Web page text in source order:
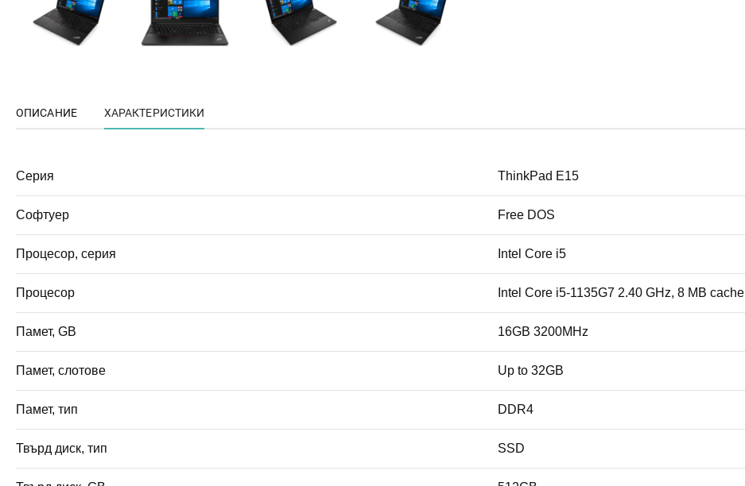
ОПИСАНИЕ ХАРАКТЕРИСТИКИ
Серия ThinkPad E15
Софтуер Free DOS
Процесор, серия Intel Core i5
Процесор Intel Core i5-1135G7 2.40 GHz, 8 MB cache
Памет, GB 16GB 3200MHz
Памет, слотове Up to 32GB
Памет, тип DDR4
Твърд диск, тип SSD